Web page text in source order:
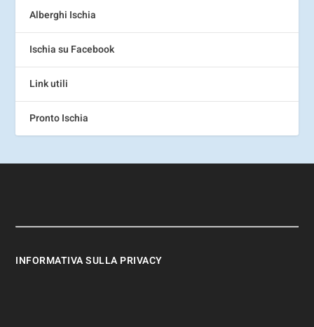
Alberghi Ischia
Ischia su Facebook
Link utili
Pronto Ischia
INFORMATIVA SULLA PRIVACY